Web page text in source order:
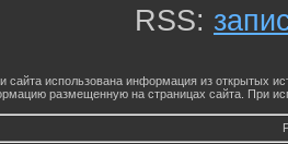
RSS:
сайта использована информация из открытых
размещенную на страницах сайта. При